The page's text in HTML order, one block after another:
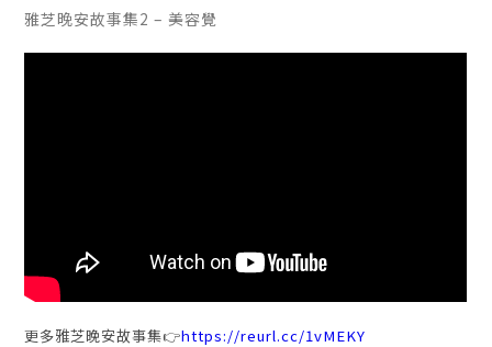
雅芝晚安故事集2 – 美容覺
更多雅芝晚安故事集👉https://reurl.cc/1vMEKY